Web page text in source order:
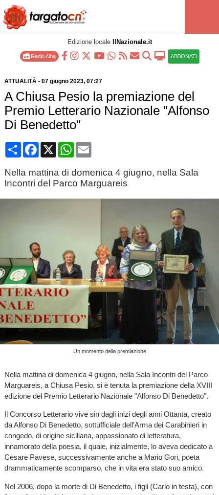
Edizione locale IlNazionale.it
Radio Alba ABBONATI
ATTUALITÀ- 07 giugno 2023, 07:27
A Chiusa Pesio la premiazione del
Premio Letterario Nazionale "Alfonso
Di Benedetto"
CondividiFacebook
X WhatsApp
Email
Nella mattina di domenica 4 giugno, nella Sala
Incontri del Parco Marguareis
Un momento della premiazione
Nella mattina di domenica 4 giugno, nella Sala Incontri del Parco
Marguareis, a Chiusa Pesio, si è tenuta la premiazione della XVIII
edizione del Premio Letterario Nazionale "Alfonso Di Benedetto".
Il Concorso Letterario vive sin dagli inizi degli anni Ottanta, creato
da Alfonso Di Benedetto, sottufficiale dell'Arma dei Carabinieri in
congedo, di origine siciliana, appassionato di letteratura,
innamorato della poesia, il quale, inizialmente, lo aveva dedicato a
Cesare Pavese, successivamente anche a Mario Gori, poeta
drammaticamente scomparso, che in vita era stato suo amico.
Nel 2006, dopo la morte di Di Benedetto, i figli (Carlo in testa), con